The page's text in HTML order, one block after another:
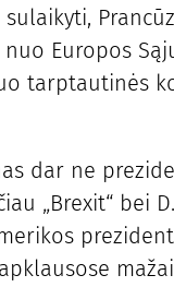
Europos
tarptautinės
dar ne
„Brexit“ bei